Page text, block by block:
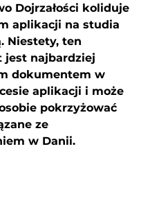
Dojrzałości koliduje
aplikacji na studia
Niestety, ten
jest najbardziej
dokumentem w
aplikacji i może
pokrzyżować
ze
w Danii.